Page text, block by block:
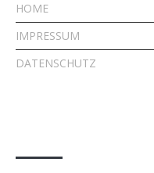
HOME
IMPRESSUM
DATENSCHUTZ